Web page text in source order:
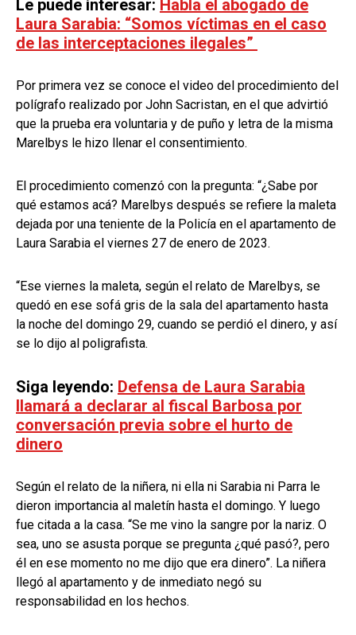
Le puede interesar: Habla el abogado de
Laura Sarabia: “Somos víctimas en el caso
de las interceptaciones ilegales”
Por primera vez se conoce el video del procedimiento del
polígrafo realizado por John Sacristan, en el que advirtió
que la prueba era voluntaria y de puño y letra de la misma
Marelbys le hizo llenar el consentimiento.
El procedimiento comenzó con la pregunta: “¿Sabe por
qué estamos acá? Marelbys después se refiere la maleta
dejada por una teniente de la Policía en el apartamento de
Laura Sarabia el viernes 27 de enero de 2023.
“Ese viernes la maleta, según el relato de Marelbys, se
quedó en ese sofá gris de la sala del apartamento hasta
la noche del domingo 29, cuando se perdió el dinero, y así
se lo dijo al poligrafista.
Siga leyendo: Defensa de Laura Sarabia
llamará a declarar al fiscal Barbosa por
conversación previa sobre el hurto de
dinero
Según el relato de la niñera, ni ella ni Sarabia ni Parra le
dieron importancia al maletín hasta el domingo. Y luego
fue citada a la casa. “Se me vino la sangre por la nariz. O
sea, uno se asusta porque se pregunta ¿qué pasó?, pero
él en ese momento no me dijo que era dinero”. La niñera
llegó al apartamento y de inmediato negó su
responsabilidad en los hechos.